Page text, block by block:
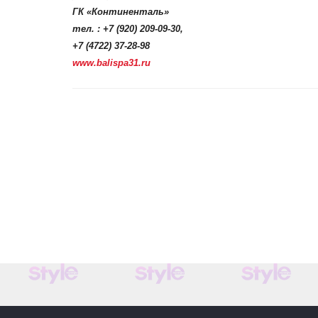
ГК «Континенталь»
тел. : +7 (920) 209-09-30,
+7 (4722) 37-28-98
www.balispa31.ru